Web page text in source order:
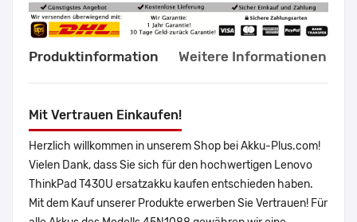
Produktinformation Weitere Informationen
Mit Vertrauen Einkaufen!
Herzlich willkommen in unserem Shop bei Akku-Plus.com!
Vielen Dank, dass Sie sich für den hochwertigen Lenovo
ThinkPad T430U ersatzakku kaufen entschieden haben.
Mit dem Kauf unserer Produkte erwerben Sie Vertrauen! Für